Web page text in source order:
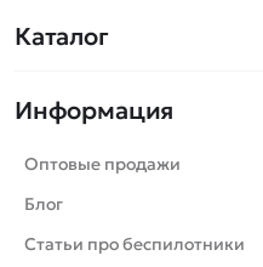
Каталог
Машинки
Танки
Вертолеты
Катера
Информация
Оптовые продажи
Блог
Статьи про беспилотники